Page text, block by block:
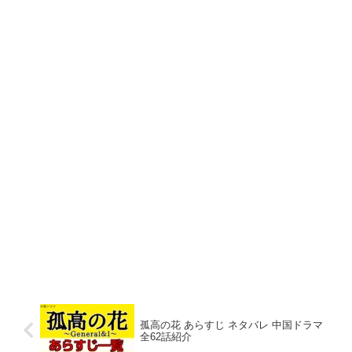
孤高の花 あらすじ ネタバレ 中国ドラマ
全62話紹介